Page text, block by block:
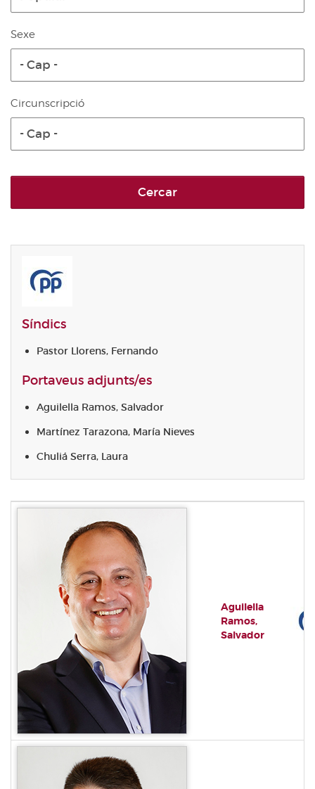
Sexe
- Cap -
Circunscripció
- Cap -
Cercar
Síndics
Pastor Llorens, Fernando
Portaveus adjunts/es
Aguilella Ramos, Salvador
Martínez Tarazona, María Nieves
Chuliá Serra, Laura
Aguilella
Ramos,
Salvador